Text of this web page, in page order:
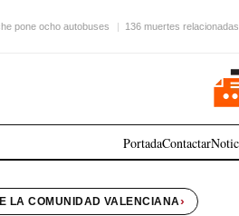
pone ocho autobuses 136 muertes
PortadaContactar
LA COMUNIDAD VALENCIANA›